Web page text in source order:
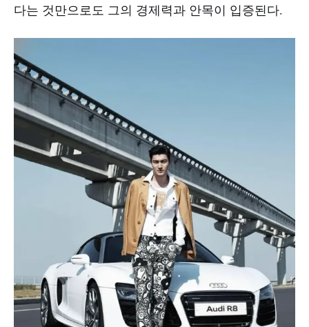
다는 것만으로도 그의 경제력과 안목이 입증된다.